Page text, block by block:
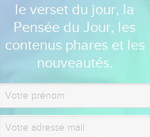
le verset du jour, la
Pensée du Jour, les
contenus phares et les
nouveautés.